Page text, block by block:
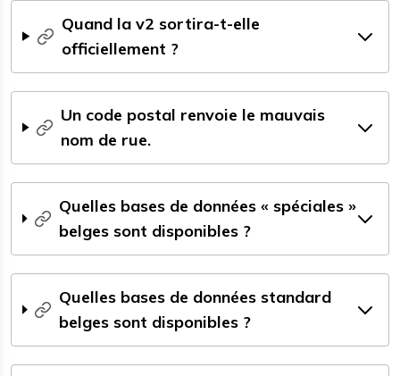
Quand la v2 sortira-t-elle
officiellement ?
Un code postal renvoie le mauvais
nom de rue.
Quelles bases de données « spéciales »
belges sont disponibles ?
Quelles bases de données standard
belges sont disponibles ?